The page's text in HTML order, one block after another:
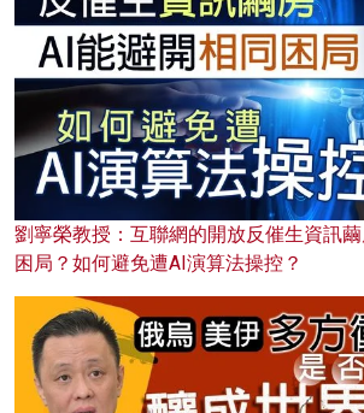
劉寧榮教授：互聯網的開放反催生資訊
困局？如何避免遭AI演算法操控？